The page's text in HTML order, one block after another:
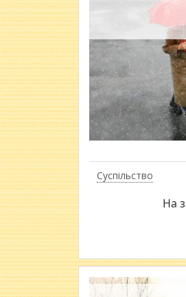
Суспільство
На